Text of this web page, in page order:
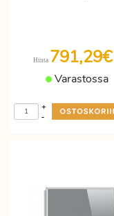
Hinta 791,29€
Varastossa
-
+